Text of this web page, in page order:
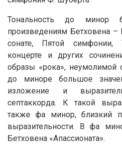
Тональность до минор
произведениям Бетховена –
сонате, Пятой симфонии,
концерте и других
образы «рока», неумолимой
до миноре большое
изложение и
септаккорда. К такой
также фа минор, близкий
выразительности. В фа
Бетховена «Апассионата».